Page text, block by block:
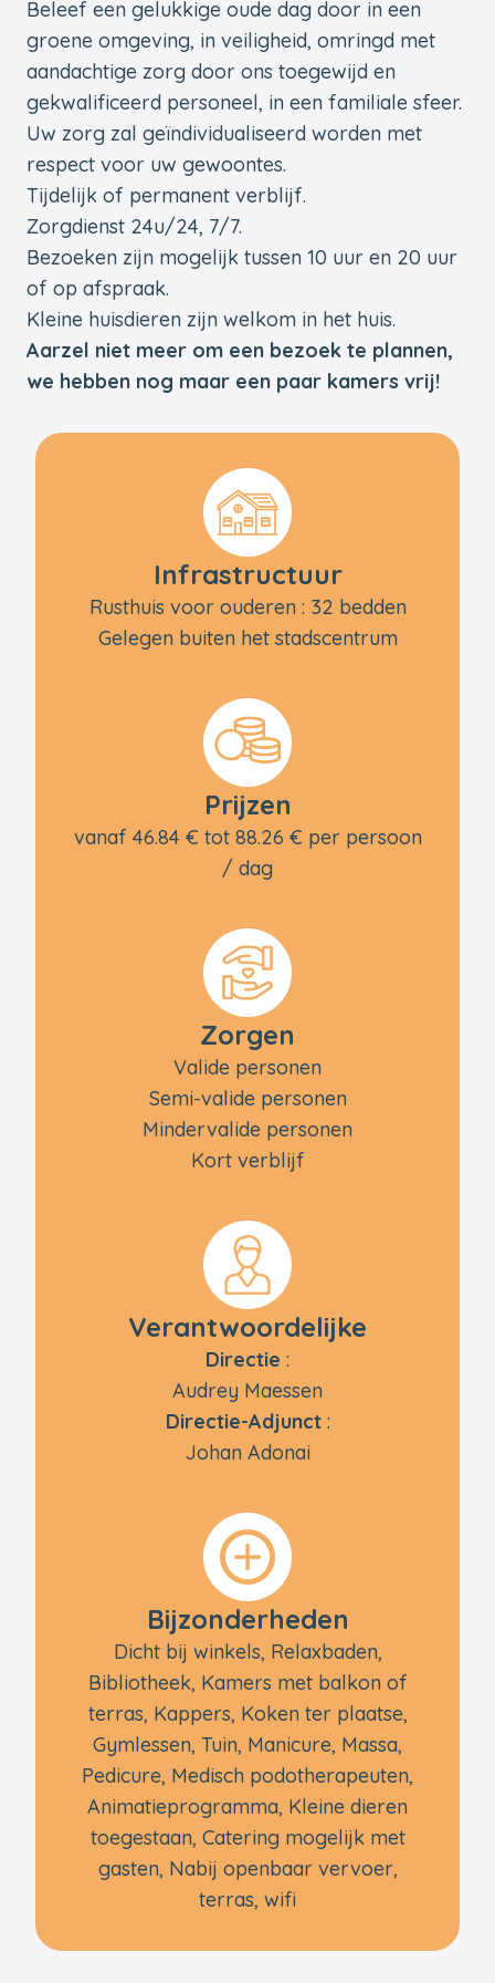
Beleef een gelukkige oude dag door in een
groene omgeving, in veiligheid, omringd met
aandachtige zorg door ons toegewijd en
gekwalificeerd personeel, in een familiale sfeer.
Uw zorg zal geïndividualiseerd worden met
respect voor uw gewoontes.
Tijdelijk of permanent verblijf.
Zorgdienst 24u/24, 7/7.
Bezoeken zijn mogelijk tussen 10 uur en 20 uur
of op afspraak.
Kleine huisdieren zijn welkom in het huis.
Aarzel niet meer om een bezoek te plannen,
we hebben nog maar een paar kamers vrij!
Infrastructuur
Rusthuis voor ouderen : 32 bedden
Gelegen buiten het stadscentrum
Prijzen
vanaf 46.84 € tot 88.26 € per persoon
/ dag
Zorgen
Valide personen
Semi-valide personen
Mindervalide personen
Kort verblijf
Verantwoordelijke
Directie :
Audrey Maessen
Directie-Adjunct :
Johan Adonai
Bijzonderheden
Dicht bij winkels, Relaxbaden,
Bibliotheek, Kamers met balkon of
terras, Kappers, Koken ter plaatse,
Gymlessen, Tuin, Manicure, Massa,
Pedicure, Medisch podotherapeuten,
Animatieprogramma, Kleine dieren
toegestaan, Catering mogelijk met
gasten, Nabij openbaar vervoer,
terras, wifi